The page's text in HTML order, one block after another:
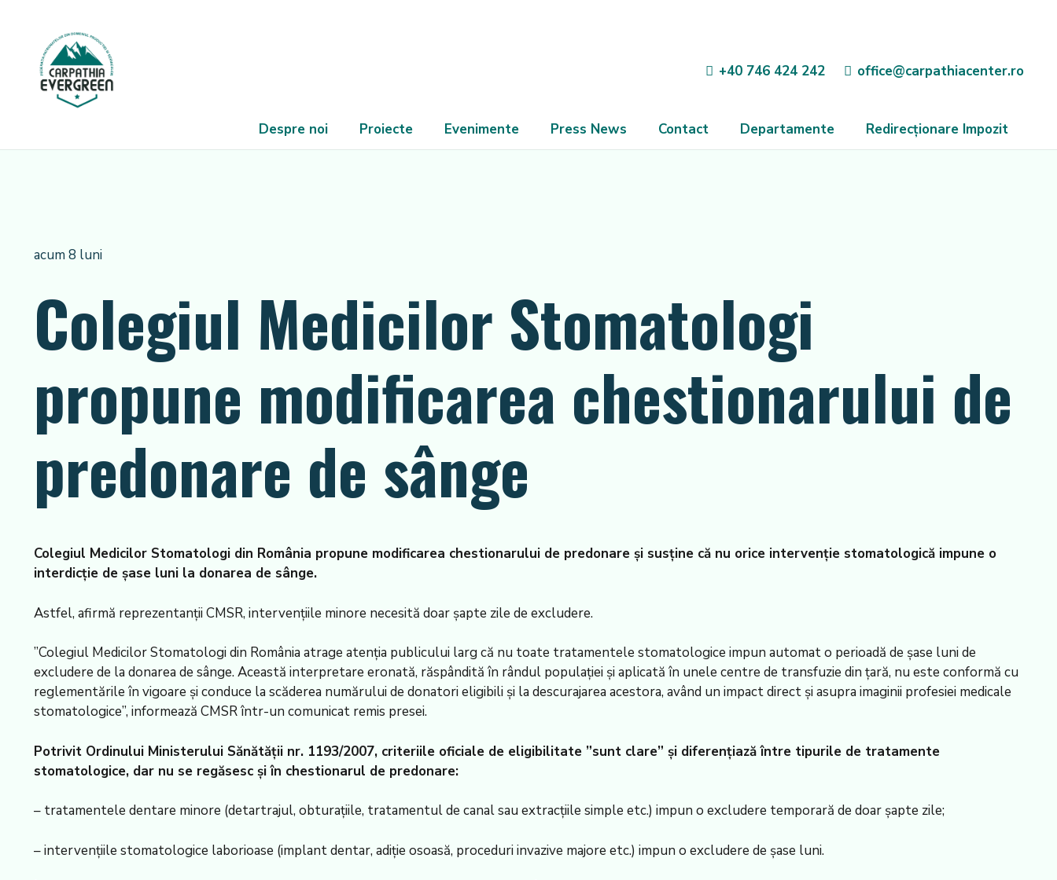
+40 746 424 242 office@carpathiacenter.ro
Despre noi Proiecte Evenimente Press News Contact Departamente Redirecționare Impozit
acum 8 luni
Colegiul Medicilor Stomatologi
propune modificarea chestionarului de
predonare de sânge
Colegiul Medicilor Stomatologi din România propune modificarea chestionarului de predonare și susține că nu orice intervenție stomatologică impune o
interdicție de șase luni la donarea de sânge.
Astfel, afirmă reprezentanții CMSR, intervențiile minore necesită doar șapte zile de excludere.
”Colegiul Medicilor Stomatologi din România atrage atenția publicului larg că nu toate tratamentele stomatologice impun automat o perioadă de șase luni de
excludere de la donarea de sânge. Această interpretare eronată, răspândită în rândul populației și aplicată în unele centre de transfuzie din țară, nu este conformă cu
reglementările în vigoare și conduce la scăderea numărului de donatori eligibili și la descurajarea acestora, având un impact direct și asupra imaginii profesiei medicale
stomatologice”, informează CMSR într-un comunicat remis presei.
Potrivit Ordinului Ministerului Sănătății nr. 1193/2007, criteriile oficiale de eligibilitate ”sunt clare” și diferențiază între tipurile de tratamente
stomatologice, dar nu se regăsesc și în chestionarul de predonare:
– tratamentele dentare minore (detartrajul, obturațiile, tratamentul de canal sau extracțiile simple etc.) impun o excludere temporară de doar șapte zile;
– intervențiile stomatologice laborioase (implant dentar, adiție osoasă, proceduri invazive majore etc.) impun o excludere de șase luni.